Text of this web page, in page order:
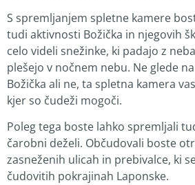
S spremljanjem spletne kamere
tudi aktivnosti Božička in njegovih
celo videli snežinke, ki padajo z
plešejo v nočnem nebu. Ne glede
Božička ali ne, ta spletna kamera
kjer so čudeži mogoči.
Poleg tega boste lahko spremljali
čarobni deželi. Občudovali boste
zasneženih ulicah in prebivalce, ki
čudovitih pokrajinah Laponske.